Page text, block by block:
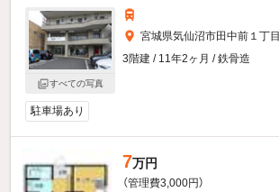
すべての写真
宮城県気仙沼市田中前１丁目
3階建 / 11年2ヶ月 / 鉄骨造
駐車場あり
7万円
（管理費3,000円）